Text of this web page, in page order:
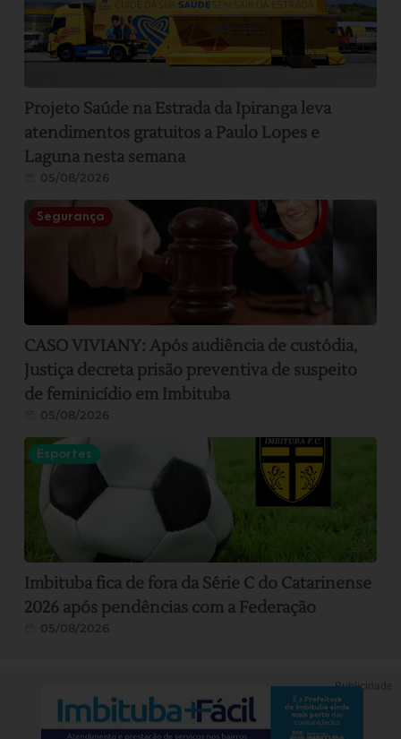
Projeto Saúde na Estrada da Ipiranga leva
atendimentos gratuitos a Paulo Lopes e
Laguna nesta semana
05/08/2026
Segurança
CASO VIVIANY: Após audiência de custódia,
Justiça decreta prisão preventiva de suspeito
de feminicídio em Imbituba
05/08/2026
Esportes
Imbituba fica de fora da Série C do Catarinense
2026 após pendências com a Federação
05/08/2026
Publicidade